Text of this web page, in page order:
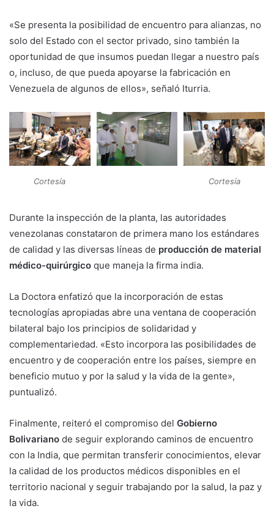
«Se presenta la posibilidad de encuentro para alianzas, no
solo del Estado con el sector privado, sino también la
oportunidad de que insumos puedan llegar a nuestro país
o, incluso, de que pueda apoyarse la fabricación en
Venezuela de algunos de ellos», señaló Iturria.
Cortesía Cortesía
Durante la inspección de la planta, las autoridades
venezolanas constataron de primera mano los estándares
de calidad y las diversas líneas de producción de material
médico-quirúrgico que maneja la firma india.
La Doctora enfatizó que la incorporación de estas
tecnologías apropiadas abre una ventana de cooperación
bilateral bajo los principios de solidaridad y
complementariedad. «Esto incorpora las posibilidades de
encuentro y de cooperación entre los países, siempre en
beneficio mutuo y por la salud y la vida de la gente»,
puntualizó.
Finalmente, reiteró el compromiso del Gobierno
Bolivariano de seguir explorando caminos de encuentro
con la India, que permitan transferir conocimientos, elevar
la calidad de los productos médicos disponibles en el
territorio nacional y seguir trabajando por la salud, la paz y
la vida.